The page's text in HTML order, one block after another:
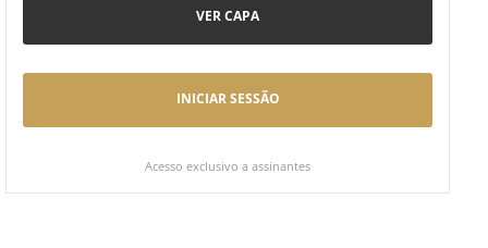
VER CAPA
INICIAR SESSÃO
Acesso exclusivo a assinantes